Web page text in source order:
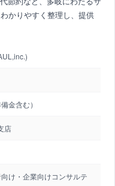
かりやすく整理し、提供
金含む）
店
け・企業向けコンサルテ